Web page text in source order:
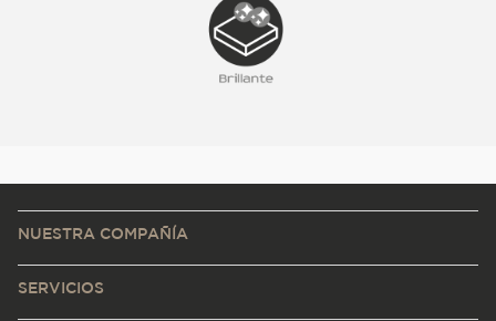
NUESTRA COMPAÑÍA
SERVICIOS